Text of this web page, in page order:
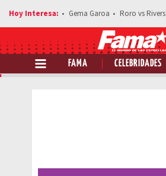
Gema Garoa Roro vs Rivers
FAMA CELEBRIDADES